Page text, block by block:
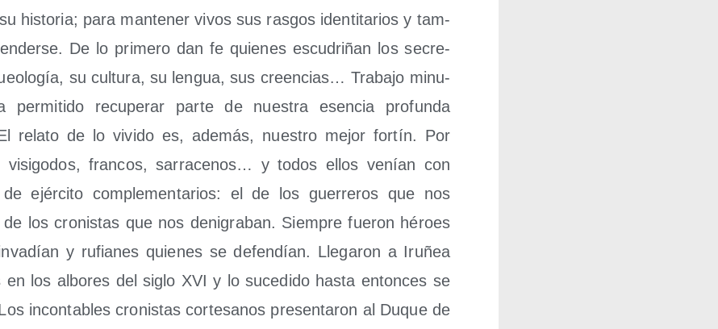
his­to­ria; para man­te­ner vivos sus ras­gos iden­ti­ta­rios y tam­
De lo pri­me­ro dan fe quie­nes escu­dri­ñan los secre­
su cul­tu­ra, su len­gua, sus creen­cias… Tra­ba­jo minu­
per­mi­ti­do recu­pe­rar par­te de nues­tra esen­cia pro­fun­da
rela­to de lo vivi­do es, ade­más, nues­tro mejor for­tín. Por
visi­go­dos, fran­cos, sarra­ce­nos… y todos ellos venían con
ejér­ci­to com­ple­men­ta­rios: el de los gue­rre­ros que nos
los cro­nis­tas que nos deni­gra­ban. Siem­pre fue­ron héroes
y rufia­nes quie­nes se defen­dían. Lle­ga­ron a Iru­ñea
en los albo­res del siglo XVI y lo suce­di­do has­ta enton­ces se
incon­ta­bles cro­nis­tas cor­te­sa­nos pre­sen­ta­ron al Duque de